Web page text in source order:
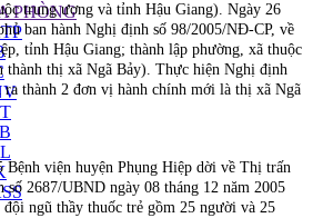
PHÒNG
trung ương và tỉnh Hậu Giang). Ngày 26
ban hành Nghị định số 98/2005/NĐ-CP, về
tỉnh Hậu Giang; thành lập phường, xã thuộc
thành thị xã Ngã Bảy). Thực hiện Nghị định
ra thành 2 đơn vị hành chính mới là thị xã Ngã
Bệnh viện huyện Phụng Hiệp dời về Thị trấn
số 2687/UBND ngày 08 tháng 12 năm 2005
ngũ thầy thuốc trẻ gồm 25 người và 25